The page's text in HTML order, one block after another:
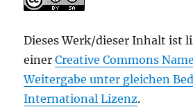
Dieses Werk/dieser Inhalt ist
einerCreative Commons
Weitergabe unter gleichen
International Lizenz.